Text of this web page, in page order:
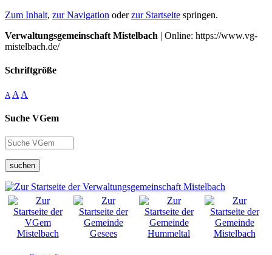
Zum Inhalt, zur Navigation oderzur Startseite springen.
Verwaltungsgemeinschaft Mistelbach | Online: https://www.vg-
mistelbach.de/
Schriftgröße
A A A
Suche VGem
suchen